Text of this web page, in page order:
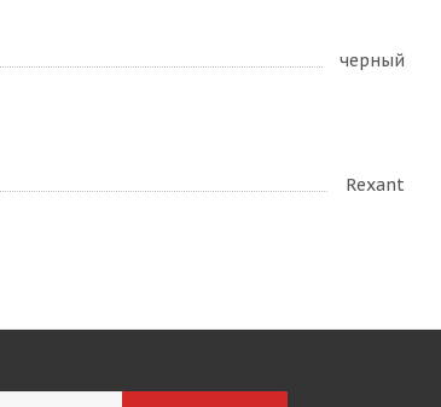
черный
Rexant